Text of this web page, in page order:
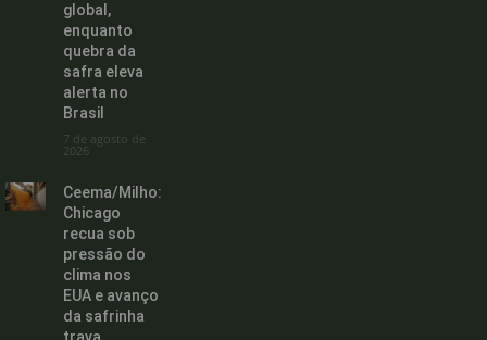
global,
enquanto
quebra da
safra eleva
alerta no
Brasil
7 de agosto de
2026
Ceema/Milho:
Chicago
recua sob
pressão do
clima nos
EUA e avanço
da safrinha